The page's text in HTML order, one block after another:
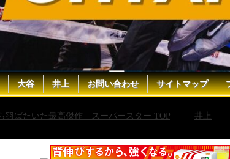
大谷 井上 お問い合わせ サイトマップ
羽ばたいた最高傑作 スーパースター TOP 井上